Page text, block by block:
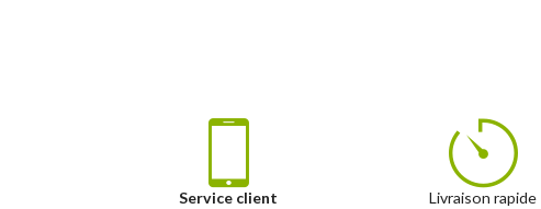
Service client
Livraison rapide